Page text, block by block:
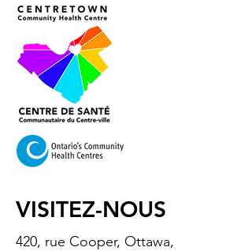
VISITEZ-NOUS
420, rue Cooper, Ottawa,